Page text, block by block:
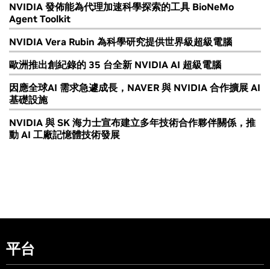
NVIDIA 發佈能為代理加速科學探索的工具 BioNeMo
Agent Toolkit
NVIDIA Vera Rubin 為科學研究提供世界級超級電腦
歐洲推出創紀錄的 35 台全新 NVIDIA AI 超級電腦
因應全球AI 需求急遽成長，NAVER 與 NVIDIA 合作擴展 AI
基礎設施
NVIDIA 與 SK 海力士宣布建立多年技術合作夥伴關係，推
動 AI 工廠記憶體技術發展
平台